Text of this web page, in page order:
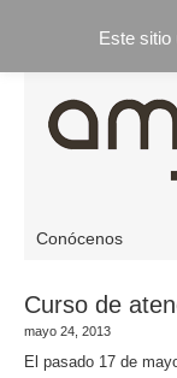
Conócenos
Curso de
mayo 24, 2013
El pasado 17 de
Este sitio